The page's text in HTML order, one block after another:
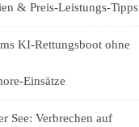
& Preis-Leistungs-Tipps
KI-Rettungsboot ohne
Einsätze
See: Verbrechen auf